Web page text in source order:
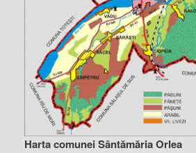
Harta comunei Sântămăria Orlea